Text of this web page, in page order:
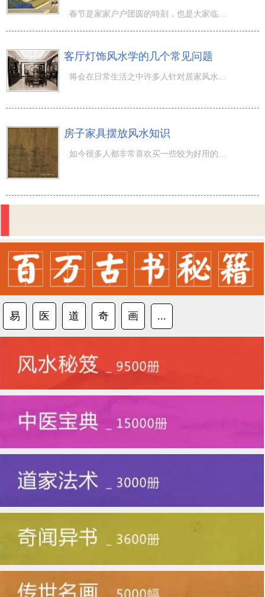
客厅灯饰风水学的几个常见问题
房子家具摆放风水知识
如今很多人都非常喜欢买一些较为好用的家俱，终究这种家俱可以给人产生一定的便捷，因而当然也就遭受热烈欢
易 医 道 奇 画 ...